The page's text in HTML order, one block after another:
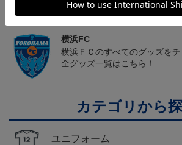
横浜FC
横浜ＦＣのすべてのグッズをチ
全グッズ一覧はこちら！
カテゴリから
ユニフォーム